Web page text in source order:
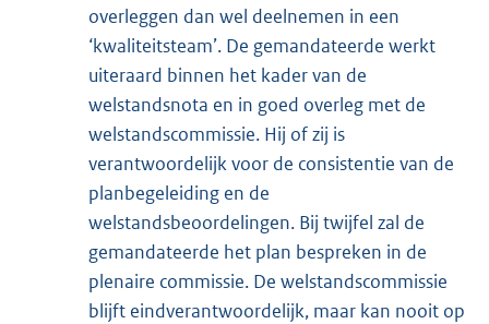
overleggen dan wel deelnemen in een
‘kwaliteitsteam’. De gemandateerde werkt
uiteraard binnen het kader van de
welstandsnota en in goed overleg met de
welstandscommissie. Hij of zij is
verantwoordelijk voor de consistentie van de
planbegeleiding en de
welstandsbeoordelingen. Bij twijfel zal de
gemandateerde het plan bespreken in de
plenaire commissie. De welstandscommissie
blijft eindverantwoordelijk, maar kan nooit op